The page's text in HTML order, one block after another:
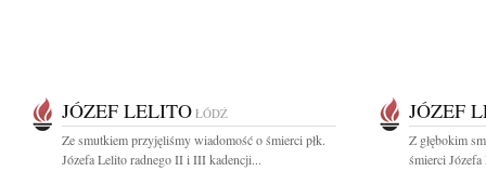
JÓZEF LELITO ŁÓDŹ
Ze smutkiem przyjęliśmy wiadomość o śmierci płk.
Józefa Lelito radnego II i III kadencji...
JÓZEF
Z głębokim
śmierci